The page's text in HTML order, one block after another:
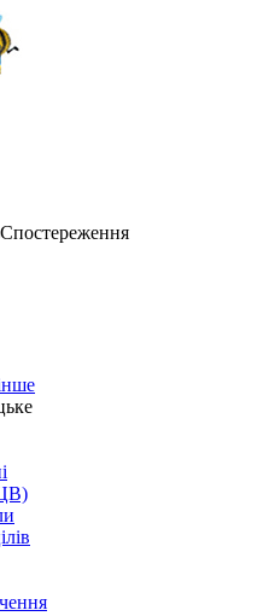
Спостереження